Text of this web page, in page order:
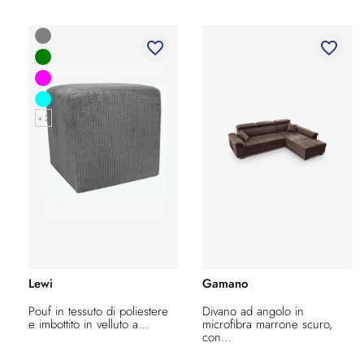
+ 2
favorite_border
Lewi
Pouf in tessuto di poliestere
e imbottito in velluto a...
favorite_border
Gamano
Divano ad angolo in
microfibra marrone scuro,
con...